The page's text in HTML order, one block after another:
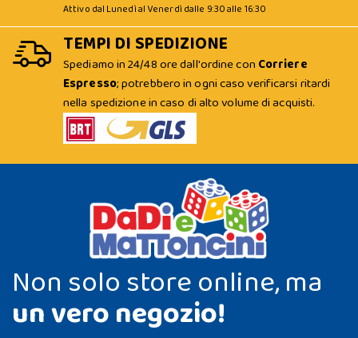
Attivo dal Lunedì al Venerdì dalle 9:30 alle 16:30
TEMPI DI SPEDIZIONE
Spediamo in 24/48 ore dall'ordine con Corriere
Espresso; potrebbero in ogni caso verificarsi ritardi
nella spedizione in caso di alto volume di acquisti.
Non solo store online, ma
un vero negozio!